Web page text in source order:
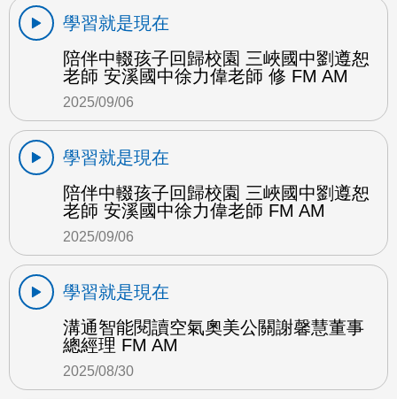
學習就是現在
陪伴中輟孩子回歸校園 三峽國中劉遵恕
老師 安溪國中徐力偉老師 修 FM AM
2025/09/06
學習就是現在
陪伴中輟孩子回歸校園 三峽國中劉遵恕
老師 安溪國中徐力偉老師 FM AM
2025/09/06
學習就是現在
溝通智能閱讀空氣奧美公關謝馨慧董事
總經理 FM AM
2025/08/30